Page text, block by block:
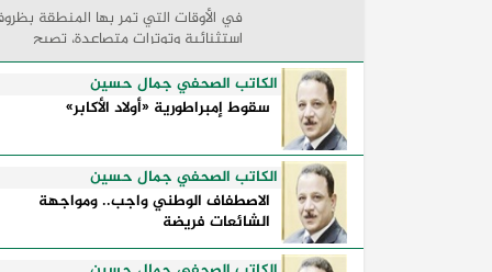
في الأوقات التي تمر بها المنطقة
استثنائية وتوترات متصاعدة، تصبح
الكلمات السياسية أكثر من مجرد مواقف
معلنة؛ فهي تكشف طريقة تفكير الدول،
وكيفية إدارتها للأزمات، والحدود التي
تفصل بين القوة ...
الكاتب الصحفي جمال حسين
سقوط إمبراطورية «أولاد الأكابر»
الكاتب الصحفي جمال حسين
الاصطفاف الوطني واجب.. ومواجهة
الشائعات فريضة